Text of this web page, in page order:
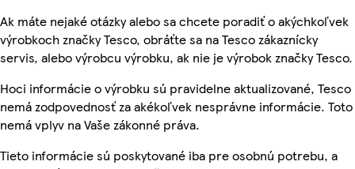
Ak máte nejaké otázky alebo sa chcete poradiť o akýchkoľvek
výrobkoch značky Tesco, obráťte sa na Tesco zákaznícky
servis, alebo výrobcu výrobku, ak nie je výrobok značky Tesco.
Hoci informácie o výrobku sú pravidelne aktualizované, Tesco
nemá zodpovednosť za akékoľvek nesprávne informácie. Toto
nemá vplyv na Vaše zákonné práva.
Tieto informácie sú poskytované iba pre osobnú potrebu, a